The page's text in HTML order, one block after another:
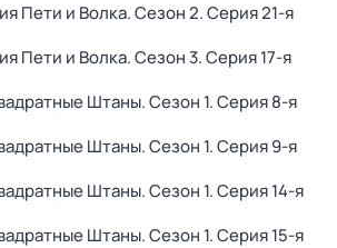
Пети и Волка. Сезон 2. Серия 21-я
Пети и Волка. Сезон 3. Серия 17-я
Штаны. Сезон 1. Серия 8-я
Штаны. Сезон 1. Серия 9-я
Штаны. Сезон 1. Серия 14-я
Штаны. Сезон 1. Серия 15-я